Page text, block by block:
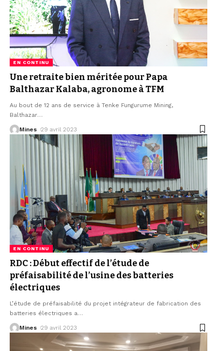
EN CONTINU
Une retraite bien méritée pour Papa
Balthazar Kalaba, agronome à TFM
Au bout de 12 ans de service à Tenke Fungurume Mining,
Balthazar…
Mines 29 avril 2023
EN CONTINU
RDC : Début effectif de l’étude de
préfaisabilité de l’usine des batteries
électriques
L’étude de préfaisabilité du projet intégrateur de fabrication des
batteries électriques a…
Mines 29 avril 2023